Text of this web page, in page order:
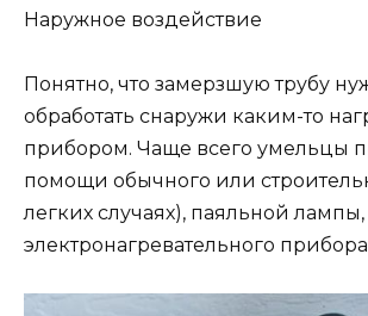
Наружное воздействие
Понятно, что замерзшую трубу
обработать снаружи каким-то
прибором. Чаще всего умельцы
помощи обычного или
легких случаях), паяльной лампы,
электронагревательного